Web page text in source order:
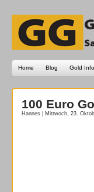
Home Blog Gold Info
100 Euro
Hannes | Mittwoch, 23.